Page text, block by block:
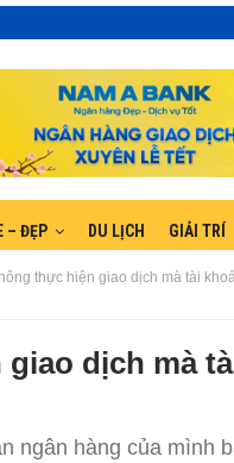
– ĐẸP DU LỊCH GIẢI TRÍ
thực hiện giao dịch mà tài
dịch mà
ngân hàng của mình